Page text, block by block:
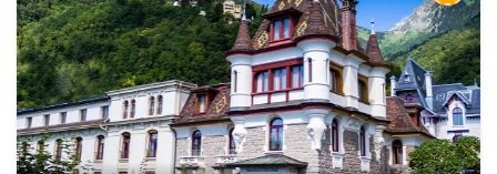
Описание
Курсы
Языки
Опции
Программы на летние и зимние каникулы с
богатейшей программой мероприятий, в
зимнюю программу входит катание на лыжах
или сноуборде 5 раз в неделю на знаменитых